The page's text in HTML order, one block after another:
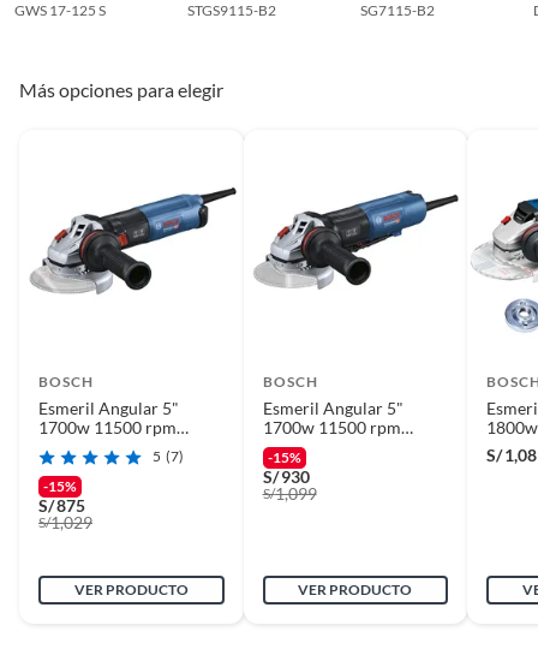
GWS 17-125 S
STGS9115-B2 SG7115-B2
Más opciones para elegir
BOSCH
Esmeril Angular 5"
1700w 11500 rpm
Bosch GWS 17-125 S
5 (7)
-15%
S/875
S/1,029
VER PRODUCTO
BOSCH
Esmeril Angular 5"
1700w 11500 rpm
Bosch GWS 17-125 PS
-15%
S/ 930
S/1,099
VER PRODUCTO
S/